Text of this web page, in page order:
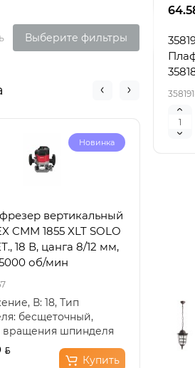
Выберите фильтры
Новинка
вертикальный
CMM 1855 XLT SOLO
18 В, цанга 8/12 мм,
об/мин
В: 18, Тип
бесщеточный,
вращения шпинделя
ход), мин??: 11..
Купить
18,
0-